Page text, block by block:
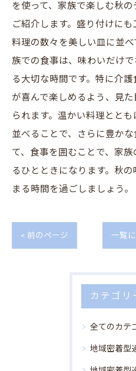
を使って、家族で楽しむ秋
ご紹介します。盛り付けに
料理の数々を美しい皿に並
族での食事は、味わいだけ
る大切な時間です。特に介
が喜んで楽しめるよう、見
られます。温かい料理とと
並べることで、さらに豊か
て、食事を囲むことで、家
るひとときになります。秋
まる時間を過ごしましょう。
< 前のページ 一覧
カテゴリ
全てのカテ
地域密着型通所介